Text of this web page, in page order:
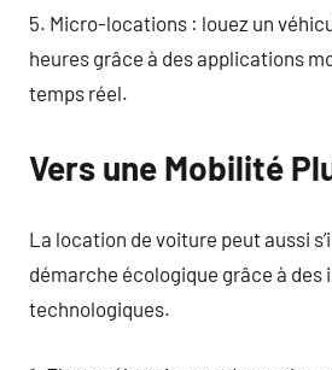
5. Micro-locations : louez un
heures grâce à des applications
temps réel.
Vers une Mobilité
La location de voiture peut aussi
démarche écologique grâce à des
technologiques.